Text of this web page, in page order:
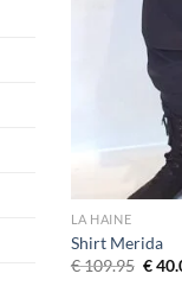
LA HAINE
Shirt Merida
€109.95 €